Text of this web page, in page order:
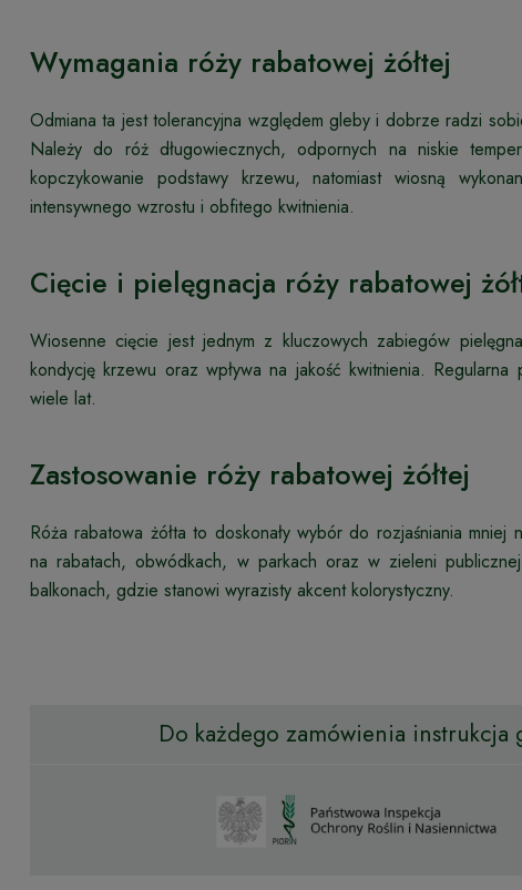
Wymagania róży rabatowej żółtej
Odmiana ta jest tolerancyjna względem gleby i dobrze radzi
Należy do róż długowiecznych, odpornych na niskie
kopczykowanie podstawy krzewu, natomiast wiosną
intensywnego wzrostu i obfitego kwitnienia.
Cięcie i pielęgnacja róży rabatowej
Wiosenne cięcie jest jednym z kluczowych zabiegów
kondycję krzewu oraz wpływa na jakość kwitnienia.
wiele lat.
Zastosowanie róży rabatowej żółtej
Róża rabatowa żółta to doskonały wybór do rozjaśniania
na rabatach, obwódkach, w parkach oraz w zieleni
balkonach, gdzie stanowi wyrazisty akcent kolorystyczny.
Do każdego zamówienia instrukcja